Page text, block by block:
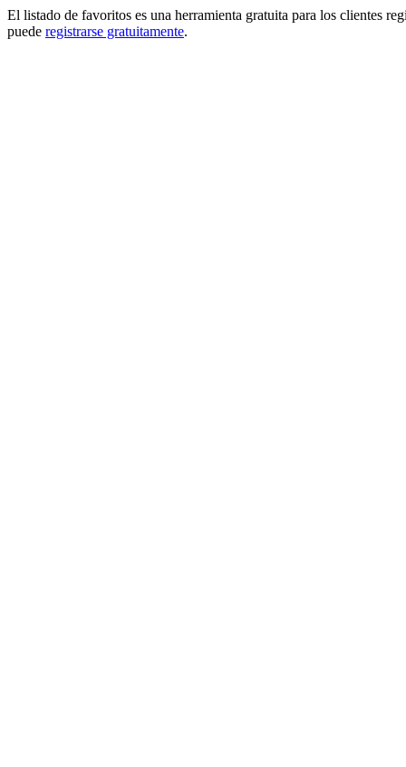
El listado de favoritos es una herramienta gratuita para los clientes
puede registrarse gratuitamente.